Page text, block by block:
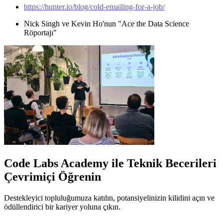
https://hunter.io/blog/cold-emailing-for-a-job/
Nick Singh ve Kevin Ho'nun "Ace the Data Science
Röportajı"
Code Labs Academy ile Teknik Becerileri
Çevrimiçi Öğrenin
Destekleyici topluluğumuza katılın, potansiyelinizin kilidini açın ve
ödüllendirici bir kariyer yoluna çıkın.